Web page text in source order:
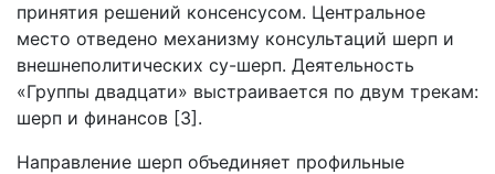
принятия решений консенсусом. Центральное
место отведено механизму консультаций шерп и
внешнеполитических су-шерп. Деятельность
«Группы двадцати» выстраивается по двум трекам:
шерп и финансов [3].
Направление шерп объединяет профильные